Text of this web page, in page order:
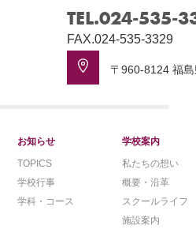
TEL.024-535-
FAX.024-535-3329
〒960-8124 福島
お知らせ
TOPICS
学校行事
学科・コース
学校案内
私たちの想い
概要・沿革
スクールライフ
施設案内